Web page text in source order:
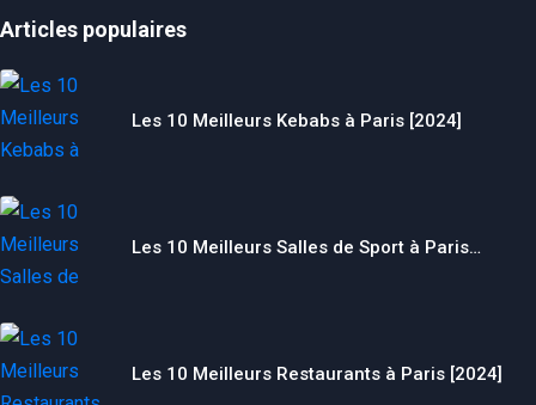
Articles populaires
Les 10 Meilleurs Kebabs à Paris [2024]
Les 10 Meilleurs Salles de Sport à Paris…
Les 10 Meilleurs Restaurants à Paris [2024]
Nécessaire
sont pas
facultatifs. Ils
fonctionnement
du site Web.